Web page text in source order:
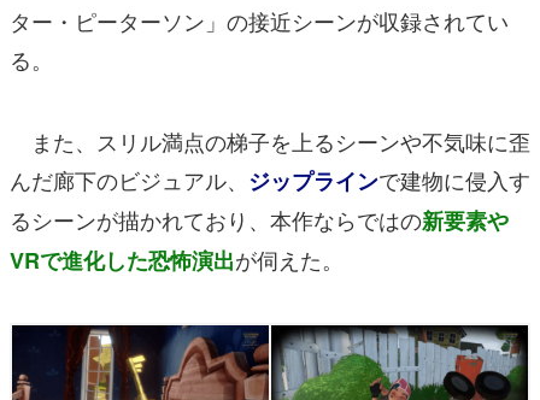
ター・ピーターソン」の接近シーンが収録されてい
る。
また、スリル満点の梯子を上るシーンや不気味に歪
んだ廊下のビジュアル、 ジップラインで建物に侵入す
るシーンが描かれており、本作ならではの新要素や
VRで進化した恐怖演出が伺えた。